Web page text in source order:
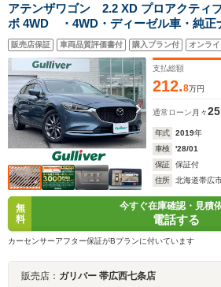
アテンザワゴン 2.2 XD プロアクティ
ボ 4WD ・4WD・ディーゼル車・純正
ビ/CD/DVD/Bluetooth・フルセグTV・
突軽減ブレーキ・レーンキープアシス
ーズ・D席パワーシート・前席シートヒ
販売店保証 車両品質評価書付 購入プラン付 オンラ
支払総額
212.8万円
通常ローン 月々
年式 2019年
車検
'28/01
保証
保証付
住所
北海道帯広
無
料
今すぐ在庫確認・見積
電話する
カーセンサーアフター保証がBプランに付いています
販売店： ガリバー 帯広西七条店